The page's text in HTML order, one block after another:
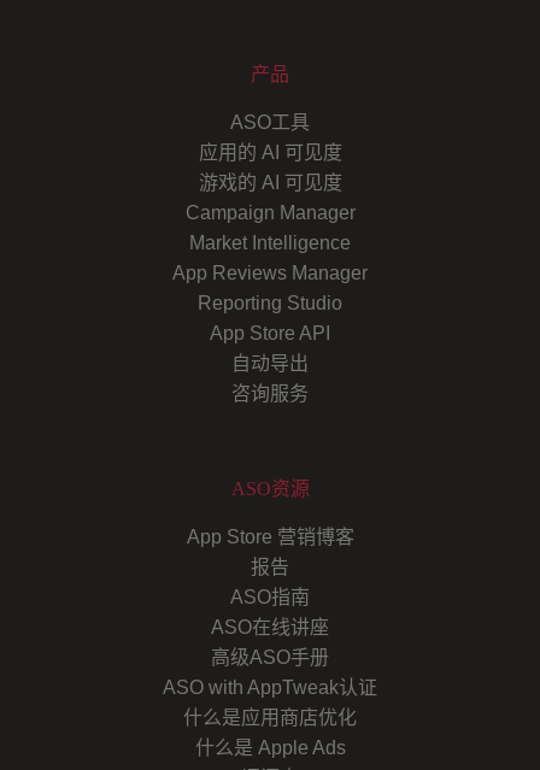
产品
ASO工具
应用的 AI 可见度
游戏的 AI 可见度
Campaign Manager
Market Intelligence
App Reviews Manager
Reporting Studio
App Store API
自动导出
咨询服务
ASO资源
App Store 营销博客
报告
ASO指南
ASO在线讲座
高级ASO手册
ASO with AppTweak认证
什么是应用商店优化
什么是 Apple Ads